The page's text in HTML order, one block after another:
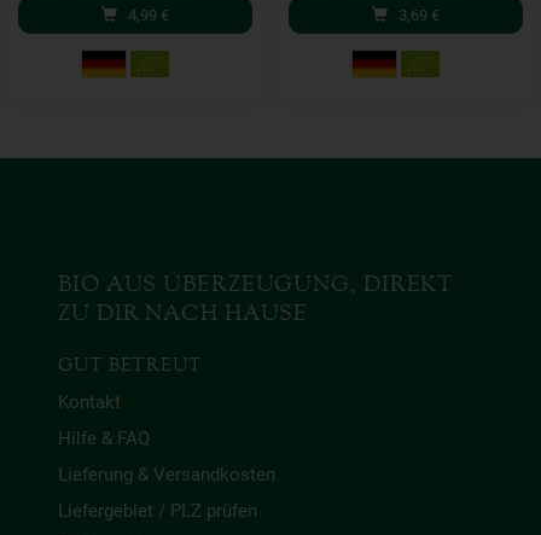
4,99 € 3,69 €
BIO AUS ÜBERZEUGUNG, DIREKT
ZU DIR NACH HAUSE
GUT BETREUT
Kontakt
Hilfe & FAQ
Lieferung & Versandkosten
Liefergebiet / PLZ prüfen